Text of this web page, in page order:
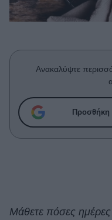
Πρόσωπα
Celebrities
Συνεντεύξεις
True Stories
Ask the Guru
Success Stories
Ανακαλύψτε
Προσθήκη
Μάθετε πόσες ημέρες